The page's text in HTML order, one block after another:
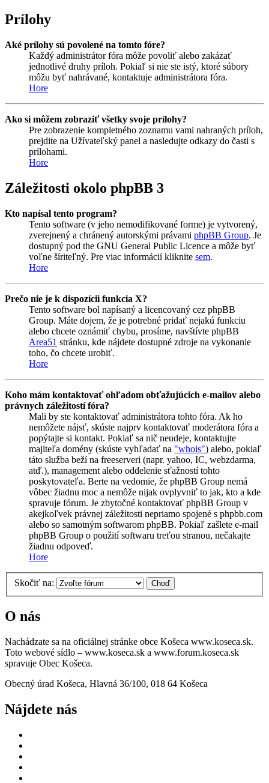
Prílohy
Aké prílohy sú povolené na tomto fóre?
Každý administrátor fóra môže povoliť alebo zakázať
jednotlivé druhy príloh. Pokiaľ si nie ste istý, ktoré súbory
môžu byť nahrávané, kontaktuje administrátora fóra.
Hore
Ako si môžem zobraziť všetky svoje prílohy?
Pre zobrazenie kompletného zoznamu vami nahraných príloh,
prejdite na Užívateľský panel a nasledujte odkazy do časti s
prílohami.
Hore
Záležitosti okolo phpBB 3
Kto napísal tento program?
Tento software (v jeho nemodifikované forme) je vytvorený,
zverejnený a chránený autorskými právami phpBB Group. Je
dostupný pod the GNU General Public Licence a môže byť
voľne šíriteľný. Pre viac informácií kliknite sem.
Hore
Prečo nie je k dispozícii funkcia X?
Tento software bol napísaný a licencovaný cez phpBB
Group. Máte dojem, že je potrebné pridať nejakú funkciu
alebo chcete oznámiť chybu, prosíme, navštívte phpBB
Area51 stránku, kde nájdete dostupné zdroje na vykonanie
toho, čo chcete urobiť.
Hore
Koho mám kontaktovať ohľadom obťažujúcich e-mailov alebo
právnych záležitostí fóra?
Mali by ste kontaktovať administrátora tohto fóra. Ak ho
nemôžete nájsť, skúste najprv kontaktovať moderátora fóra a
popýtajte si kontakt. Pokiaľ sa nič neudeje, kontaktujte
majiteľa domény (skúste vyhľadať na "whois") alebo, pokiaľ
táto služba beží na freeserveri (napr. yahoo, IC, webzdarma,
atď.), management alebo oddelenie sťažností tohto
poskytovateľa. Berte na vedomie, že phpBB Group nemá
vôbec žiadnu moc a nemôže nijak ovplyvniť to jak, kto a kde
spravuje fórum. Je zbytočné kontaktovať phpBB Group v
akejkoľvek právnej záležitosti nepriamo spojené s phpbb.com
alebo so samotným softwarom phpBB. Pokiaľ zašlete e-mail
phpBB Group o použití softwaru treťou stranou, nečakajte
žiadnu odpoveď.
Hore
Skočiť na:
O nás
Nachádzate sa na oficiálnej stránke obce Košeca www.koseca.sk.
Toto webové sídlo – www.koseca.sk a www.forum.koseca.sk
spravuje Obec Košeca.
Obecný úrad Košeca, Hlavná 36/100, 018 64 Košeca
Nájdete nás